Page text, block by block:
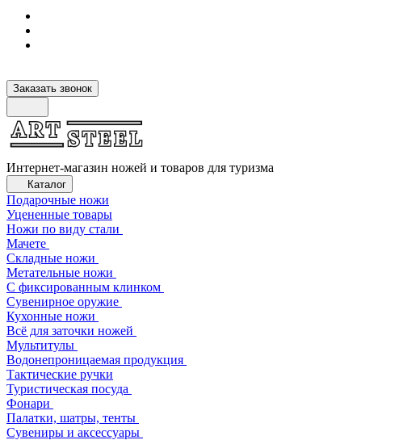
Заказать звонок
Интернет-магазин ножей и товаров для туризма
Каталог
Подарочные ножи
Уцененные товары
Ножи по виду стали
Мачете
Складные ножи
Метательные ножи
С фиксированным клинком
Сувенирное оружие
Кухонные ножи
Всё для заточки ножей
Мультитулы
Водонепроницаемая продукция
Тактические ручки
Туристическая посуда
Фонари
Палатки, шатры, тенты
Сувениры и аксессуары